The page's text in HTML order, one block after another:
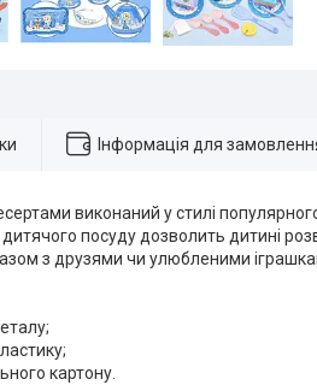
Інформація для
виконаний у стилі
посуду дозволить дитині
з друзями чи улюбленими
картону.